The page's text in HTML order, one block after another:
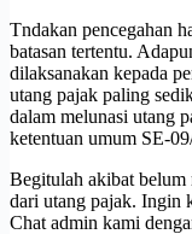
Tndakan pencegahan
batasan tertentu.
dilaksanakan kepada
utang pajak paling
dalam melunasi utang
ketentuan umum SE-
Begitulah akibat belum
dari utang pajak. Ingin
Chat admin kami